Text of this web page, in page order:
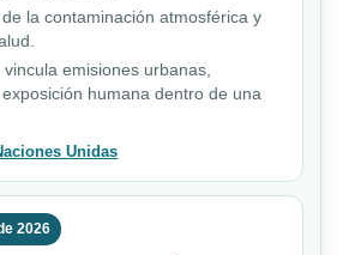
la contaminación atmosférica y
vincula emisiones urbanas,
humana dentro de una
Unidas
2026